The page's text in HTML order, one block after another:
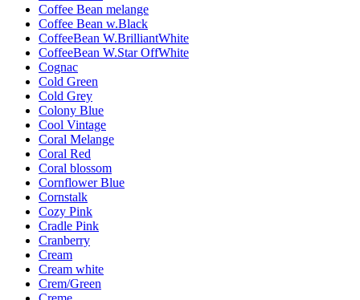
Coffee Bean melange
Coffee Bean w.Black
CoffeeBean W.BrilliantWhite
CoffeeBean W.Star OffWhite
Cognac
Cold Green
Cold Grey
Colony Blue
Cool Vintage
Coral Melange
Coral Red
Coral blossom
Cornflower Blue
Cornstalk
Cozy Pink
Cradle Pink
Cranberry
Cream
Cream white
Crem/Green